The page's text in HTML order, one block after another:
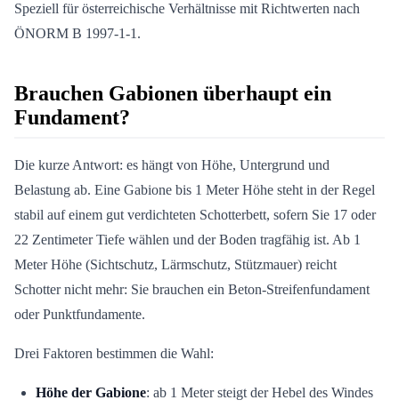
Speziell für österreichische Verhältnisse mit Richtwerten nach
ÖNORM B 1997-1-1.
Brauchen Gabionen überhaupt ein
Fundament?
Die kurze Antwort: es hängt von Höhe, Untergrund und
Belastung ab. Eine Gabione bis 1 Meter Höhe steht in der Regel
stabil auf einem gut verdichteten Schotterbett, sofern Sie 17 oder
22 Zentimeter Tiefe wählen und der Boden tragfähig ist. Ab 1
Meter Höhe (Sichtschutz, Lärmschutz, Stützmauer) reicht
Schotter nicht mehr: Sie brauchen ein Beton-Streifenfundament
oder Punktfundamente.
Drei Faktoren bestimmen die Wahl:
Höhe der Gabione: ab 1 Meter steigt der Hebel des Windes